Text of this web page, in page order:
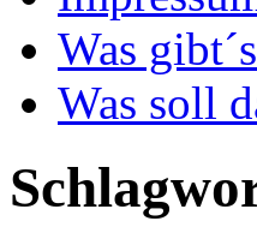
Was
Was soll